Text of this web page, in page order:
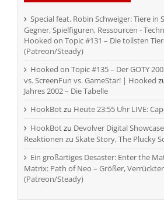
Special feat. Robin Schweiger: Tiere in
Gegner, Spielfiguren, Ressourcen -
Hooked on Topic #131 – Die tollsten
(Patreon/Steady)
Hooked on Topic #135 – Der GOTY
vs. ScreenFun vs. GameStar! | Hooked
Jahres 2002 – Die Tabelle
HookBotzu Heute 23:55 Uhr LIVE:
HookBotzu Devolver Digital
Reaktionen zu Skate Story, The Plucky
Ein großartiges Desaster: Enter the
Matrix: Path of Neo – Größer,
(Patreon/Steady)